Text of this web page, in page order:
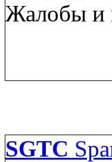
Жалобы и
SGTC